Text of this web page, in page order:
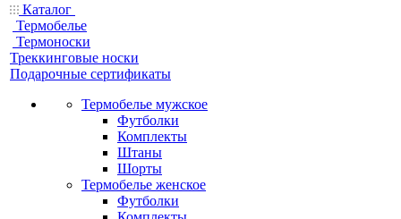
Каталог
Термобелье
Термоноски
Треккинговые носки
Подарочные сертификаты
Термобелье мужское
Футболки
Комплекты
Штаны
Шорты
Термобелье женское
Футболки